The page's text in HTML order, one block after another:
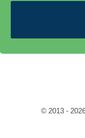
© 2013 -